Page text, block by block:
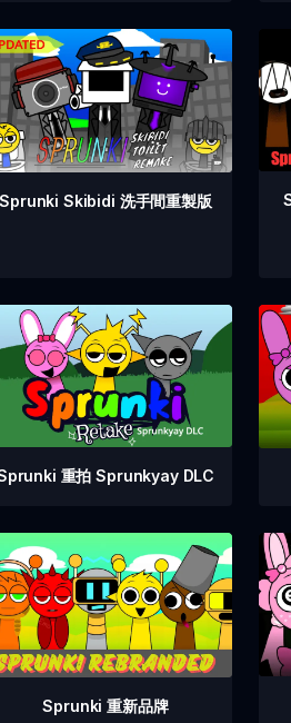
Sprunki Skibidi 洗手間重製版
重拍 Sprunkyay DLC
Sprunki 重新品牌